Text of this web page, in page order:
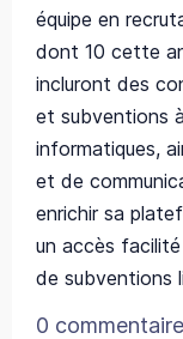
équipe en
dont 10 cette
incluront des
et subventions
informatiques,
et de
enrichir sa
un accès
de subventions
0 commentaire